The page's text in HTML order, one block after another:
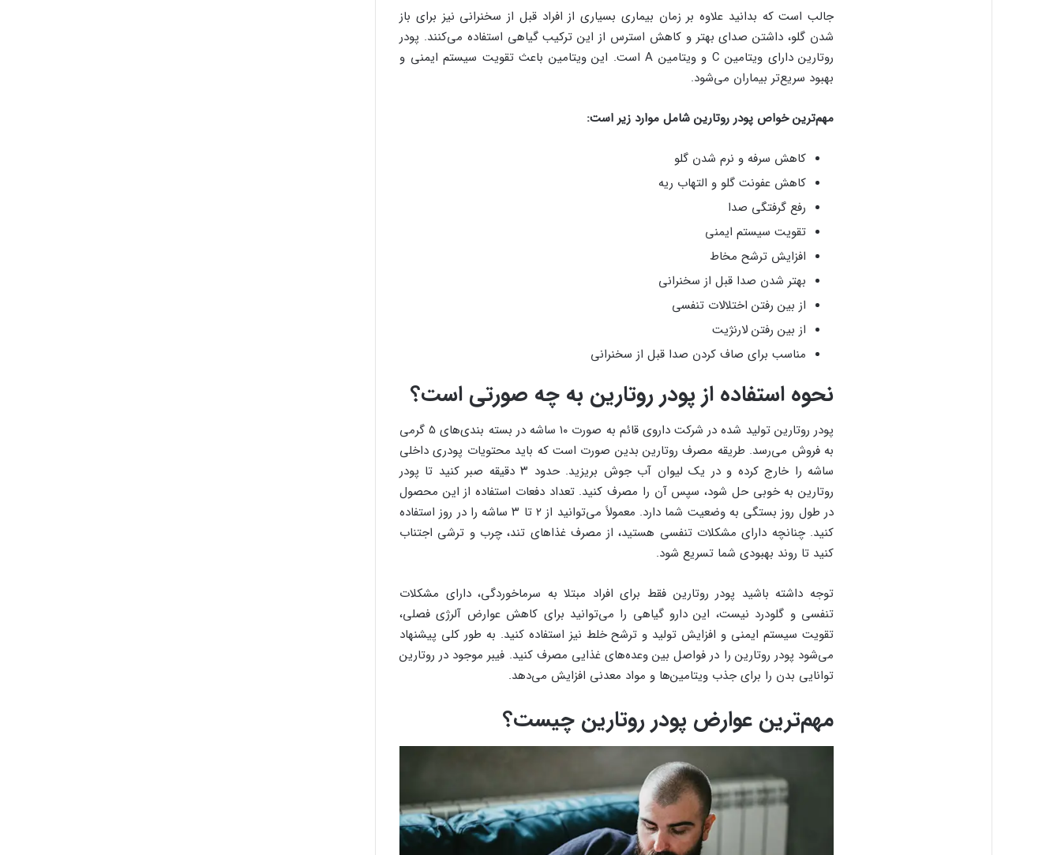
جالب است که بدانید علاوه بر زمان بیماری بسیاری از افراد قبل از سخنرانی نیز برای باز
شدن گلو، داشتن صدای بهتر و کاهش استرس از این ترکیب گیاهی استفاده می‌کنند. پودر
روتارین دارای ویتامین C و ویتامین A است. این ویتامین باعث تقویت سیستم ایمنی و
بهبود سریع‌تر بیماران می‌شود.
مهم‌ترین خواص پودر روتارین شامل موارد زیر است:
کاهش سرفه و نرم شدن گلو
کاهش عفونت گلو و التهاب ریه
رفع گرفتگی صدا
تقویت سیستم ایمنی
افزایش ترشح مخاط
بهتر شدن صدا قبل از سخنرانی
از بین رفتن اختلالات تنفسی
از بین رفتن لارنژیت
مناسب برای صاف کردن صدا قبل از سخنرانی
نحوه استفاده از پودر روتارین به چه صورتی است؟
پودر روتارین تولید شده در شرکت داروی قائم به صورت ۱۰ ساشه در بسته بندی‌های ۵ گرمی
به فروش می‌رسد. طریقه مصرف روتارین بدین صورت است که باید محتویات پودری داخلی
ساشه را خارج کرده و در یک لیوان آب جوش بریزید. حدود ۳ دقیقه صبر کنید تا پودر
روتارین به خوبی حل شود، سپس آن را مصرف کنید. تعداد دفعات استفاده از این محصول
در طول روز بستگی به وضعیت شما دارد. معمولاً می‌توانید از ۲ تا ۳ ساشه را در روز استفاده
کنید. چنانچه دارای مشکلات تنفسی هستید، از مصرف غذاهای تند، چرب و ترشی اجتناب
کنید تا روند بهبودی شما تسریع شود.
توجه داشته باشید پودر روتارین فقط برای افراد مبتلا به سرماخوردگی، دارای مشکلات
تنفسی و گلودرد نیست، این دارو گیاهی را می‌توانید برای کاهش عوارض آلرژی فصلی،
تقویت سیستم ایمنی و افزایش تولید و ترشح خلط نیز استفاده کنید. به طور کلی پیشنهاد
می‌شود پودر روتارین را در فواصل بین وعده‌های غذایی مصرف کنید. فیبر موجود در روتارین
توانایی بدن را برای جذب ویتامین‌ها و مواد معدنی افزایش می‌دهد.
مهم‌ترین عوارض پودر روتارین چیست؟